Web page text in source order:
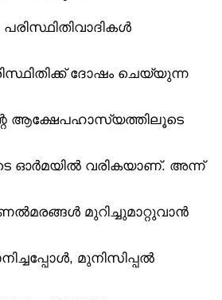
ദോഷം ചെയ്യുന്ന
ആക്ഷേപഹാസ്യത്തിലൂടെ
ഓർമയിൽ വരികയാണ്. അന്ന്
മുറിച്ചുമാറ്റുവാൻ
മുനിസിപ്പൽ